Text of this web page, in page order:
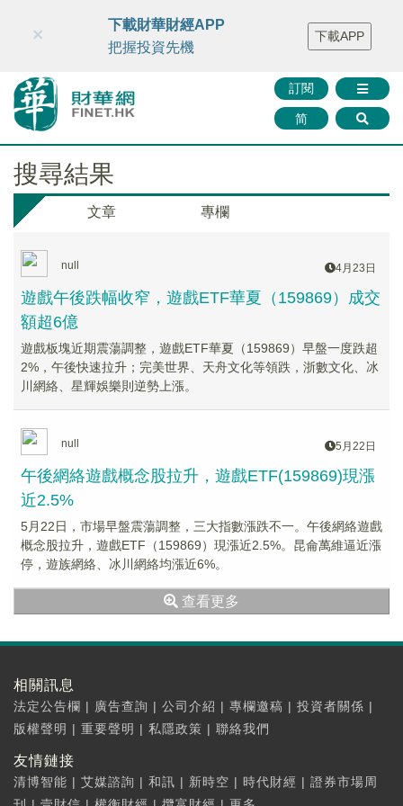
財華智庫網 FINTV FINMETA 財華證券 媒體矩陣
智庫沙龍
聯絡我們
訂閱
简
×
下載財華財經APP
把握投資先機
下載APP
搜尋結果
文章 專欄
null 4月23日
遊戲午後跌幅收窄，遊戲ETF華夏（159869）成交
額超6億
遊戲板塊近期震蕩調整，遊戲ETF華夏（159869）早盤一度跌超
2%，午後快速拉升；完美世界、天舟文化等領跌，浙數文化、冰
川網絡、星輝娛樂則逆勢上漲。
null 5月22日
午後網絡遊戲概念股拉升，遊戲ETF(159869)現漲
近2.5%
5月22日，市場早盤震蕩調整，三大指數漲跌不一。午後網絡遊戲
概念股拉升，遊戲ETF（159869）現漲近2.5%。昆侖萬維逼近漲
停，遊族網絡、冰川網絡均漲近6%。
查看更多
相關訊息
法定公告欄 | 廣告查詢 | 公司介紹 | 專欄邀稿 | 投資者關係 |
版權聲明 | 重要聲明 | 私隱政策 | 聯絡我們
友情鏈接
清博智能 | 艾媒諮詢 | 和訊 | 新時空 | 時代財經 | 證券市場周